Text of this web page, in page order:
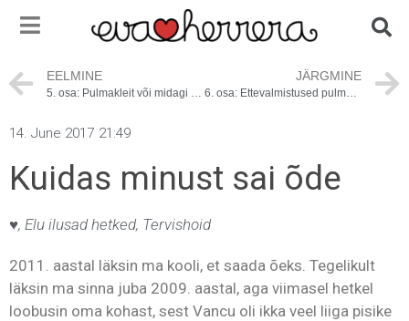
EELMINE
5. osa: Pulmakleit või midagi sarnast :D
JÄRGMINE
6. osa: Ettevalmistused pulmadeks. Pimesi ja läbi interneti
14. June 2017 21:49
Kuidas minust sai õde
♥, Elu ilusad hetked, Tervishoid
2011. aastal läksin ma kooli, et saada õeks. Tegelikult
läksin ma sinna juba 2009. aastal, aga viimasel hetkel
loobusin oma kohast, sest Vancu oli ikka veel liiga pisike